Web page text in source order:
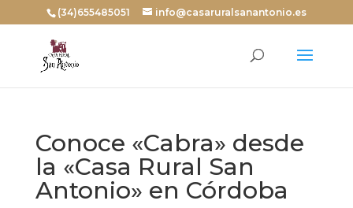
(34)655485051 info@casaruralsanantonio.es
Conoce «Cabra» desde
la «Casa Rural San
Antonio» en Córdoba